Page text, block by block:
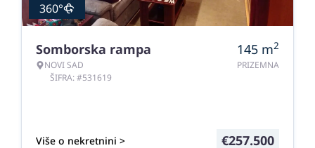
360°
Somborska rampa
NOVI SAD
ŠIFRA: #531619
145 m2
PRIZEMNA
Više o nekretnini > €257.500